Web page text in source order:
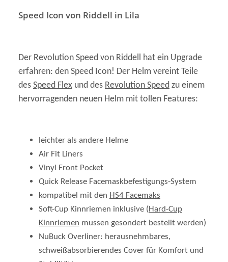
erfahren: den Speed Icon! Der Helm vereint Teile
desSpeed Flexund desRevolution Speedzu einem
hervorragenden neuen Helm mit tollen Features:
Air Fit Liners
Vinyl Front Pocket
Quick Release Facemaskbefestigungs-System
kompatibel mit denHS4 Facemaks
Soft-Cup Kinnriemen inklusive (Hard-Cup
Kinnriemenmussen gesondert bestellt werden)
NuBuck Overliner: herausnehmbares,
schweißabsorbierendes Cover für Komfort und
Stabilität!